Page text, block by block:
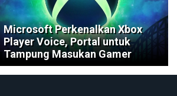
Microsoft Perkenalkan Xbox
Player Voice, Portal untuk
Tampung Masukan Gamer